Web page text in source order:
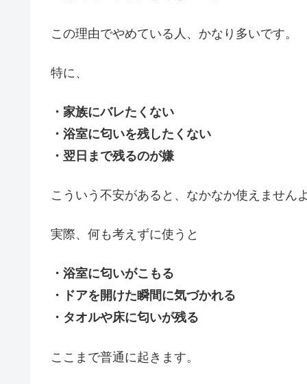
この理由でやめている人、かなり多いです。
特に、
・家族にバレたくない
・浴室に匂いを残したくない
・翌日まで残るのが嫌
こういう不安があると、なかなか使えません
実際、何も考えずに使うと
・浴室に匂いがこもる
・ドアを開けた瞬間に気づかれる
・タオルや床に匂いが残る
ここまで普通に起きます。